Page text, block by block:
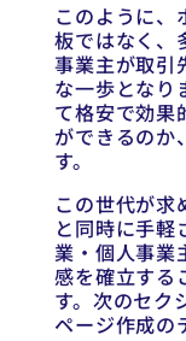
このように、
板ではなく、
事業主が取引
な一歩となり
て格安で効果
ができるのか
す。
この世代が求
と同時に手軽
業・個人事業
感を確立する
す。次のセク
ページ作成の